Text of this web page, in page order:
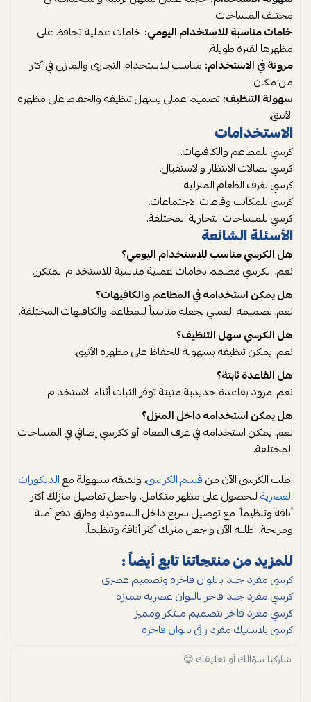
مختلف المساحات.
خامات مناسبة للاستخدام اليومي:خامات عملية تحافظ على
مظهرها لفترة طويلة.
مرونة في الاستخدام: مناسب للاستخدام التجاري والمنزلي في أكثر
من مكان.
سهولة التنظيف:تصميم عملي يسهل تنظيفه والحفاظ على مظهره
الأنيق.
الاستخدامات
كرسي للمطاعم والكافيهات.
كرسي لصالات الانتظار والاستقبال.
كرسي لغرف الطعام المنزلية.
كرسي للمكاتب وقاعات الاجتماعات.
كرسي للمساحات التجارية المختلفة.
الأسئلة الشائعة
هل الكرسي مناسب للاستخدام اليومي؟
نعم، الكرسي مصمم بخامات عملية مناسبة للاستخدام المتكرر.
هل يمكن استخدامه في المطاعم والكافيهات؟
نعم، تصميمه العملي يجعله مناسباً للمطاعم والكافيهات المختلفة.
هل الكرسي سهل التنظيف؟
نعم، يمكن تنظيفه بسهولة للحفاظ على مظهره الأنيق.
هل القاعدة ثابتة؟
نعم، مزود بقاعدة حديدية متينة توفر الثبات أثناء الاستخدام.
هل يمكن استخدامه داخل المنزل؟
نعم، يمكن استخدامه في غرف الطعام أو ككرسي إضافي في المساحات
المختلفة.
اطلب الكرسي الآن منقسم الكراسي، ونسّقه بسهولة معالديكورات
العصريةللحصول على مظهر متكامل، واجعل تفاصيل منزلك أكثر
أناقة وتنظيماً. مع توصيل سريع داخل السعودية وطرق دفع آمنة
ومريحة، اطلبه الآن واجعل منزلك أكثر أناقة وتنظيماً.
للمزيد من منتجاتنا تابع أيضاً :
كرسي مفرد جلد باللوان فاخره وتصميم عصرى
كرسي مفرد جلد فاخر باللوان عصريه مميزه
كرسي مفرد فاخر بتصميم مبتكر ومميز
كرسي بلاستيك مفرد راقى بالوان فاخره